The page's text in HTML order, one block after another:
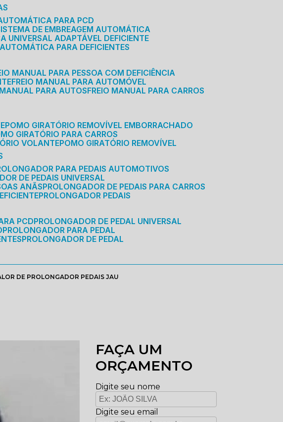
PARA PCD
SISTEMA DE EMBREAGEM AUTOMÁTICA
UNIVERSAL ADAPTÁVEL DEFICIENTE
AUTOMÁTICA PARA DEFICIENTES
MANUAL PARA PESSOA COM DEFICIÊNCIA
FREIO MANUAL PARA AUTOMÓVEL
MANUAL PARA AUTOS FREIO MANUAL PARA CARROS
POMO GIRATÓRIO REMOVÍVEL EMBORRACHADO
GIRATÓRIO PARA CARROS
VOLANTE POMO GIRATÓRIO REMOVÍVEL
PARA PEDAIS AUTOMOTIVOS
DE PEDAIS UNIVERSAL
ANÃS PROLONGADOR DE PEDAIS PARA CARROS
PROLONGADOR PEDAIS
PCD PROLONGADOR DE PEDAL UNIVERSAL
PROLONGADOR PARA PEDAL
PROLONGADOR DE PEDAL
DE PROLONGADOR PEDAIS JAU
FAÇA UM
ORÇAMENTO
Digite seu nome
Digite seu email